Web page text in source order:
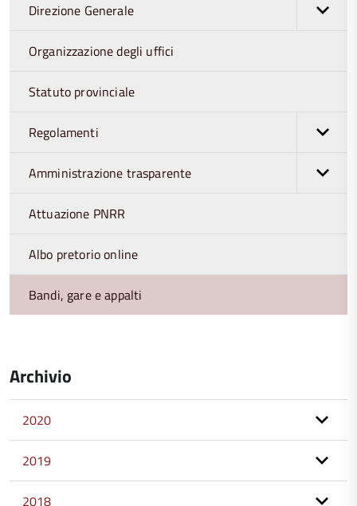
Direzione Generale
Organizzazione degli uffici
Statuto provinciale
Regolamenti
Amministrazione trasparente
Attuazione PNRR
Albo pretorio online
Bandi, gare e appalti
Archivio
2020
2019
2018